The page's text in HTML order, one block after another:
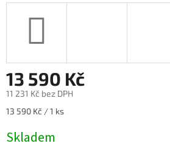
13 590 Kč
11 231 Kč bez DPH
Měrná
13 590 Kč / 1 ks
Skladem